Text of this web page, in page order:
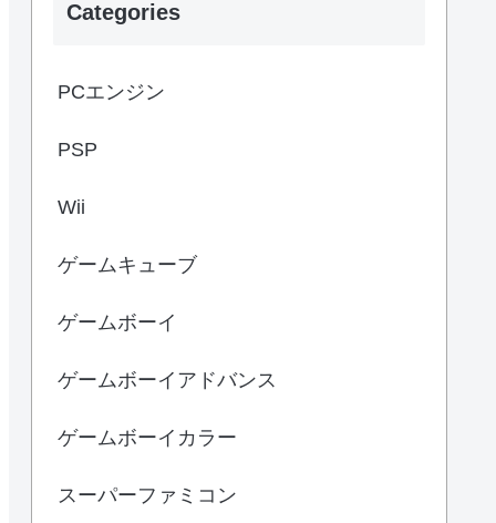
Categories
PCエンジン
PSP
Wii
ゲームキューブ
ゲームボーイ
ゲームボーイアドバンス
ゲームボーイカラー
スーパーファミコン